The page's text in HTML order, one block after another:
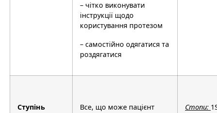
– чітко виконувати
інструкції щодо
користування протезом
– самостійно одягатися та
роздягатися
Ступінь
Все, що може пацієнт
Стопи: